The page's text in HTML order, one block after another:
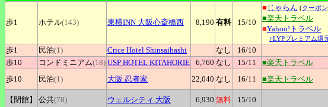
歩1 ホテル(143) 東横INN 大阪心斎橋西 8,190 有料 15/10
■ じゃらん (クーポン
■楽天トラベル
■Yahoo!トラベル
↑LYPプレミアム還
歩1 民泊(1) Crice Hotel Shinsaibashi なし 16/10
歩10
コンドミニアム(18) USP HOTEL KITAHORIE 6,760 なし 15/11 ■楽天トラベル
歩10
民泊(1) 大阪 忍者家 22,040 なし 16/11 ■楽天トラベル
【閉館】 公共(78) ウェルシティ 大阪 6,930 無料 15/10